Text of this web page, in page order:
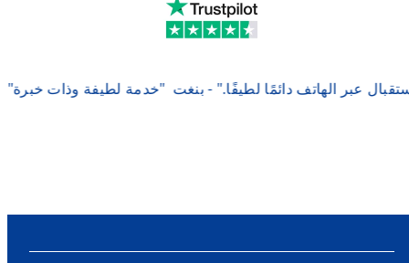
"خدمة لطيفة وذات عبر الهاتف دائمًا لطيفًا." - بنغت